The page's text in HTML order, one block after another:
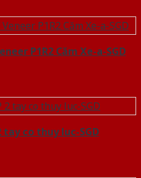
P1R2 Căm Xe-a-SGD
tay co thuy luc-SGD